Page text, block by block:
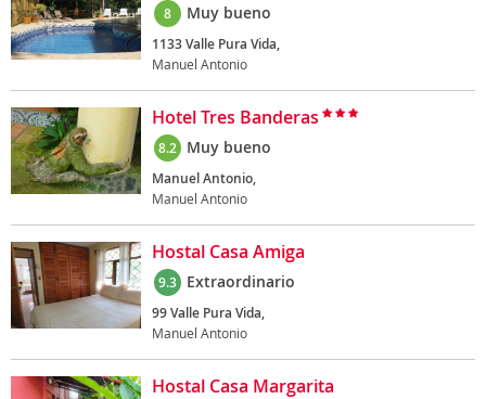
8 Muy bueno
1133 Valle Pura Vida,
Manuel Antonio
Hotel Tres Banderas
8.2 Muy bueno
Manuel Antonio,
Manuel Antonio
Hostal Casa Amiga
9.3 Extraordinario
99 Valle Pura Vida,
Manuel Antonio
Hostal Casa Margarita